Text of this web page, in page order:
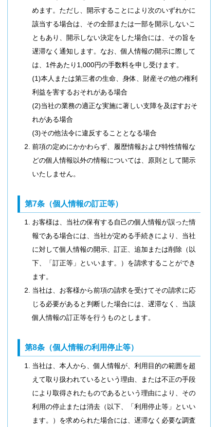
めます。ただし、開示することにより次のいずれかに
該当する場合は、その全部または一部を開示しないこ
ともあり、開示しない決定をした場合には、その旨を
遅滞なく通知します。なお、個人情報の開示に際して
は、1件あたり1,000円の手数料を申し受けます。
(1)本人または第三者の生命、身体、財産その他の権利
利益を害するおそれがある場合
(2)当社の業務の適正な実施に著しい支障を及ぼすおそ
れがある場合
(3)その他法令に違反することとなる場合
前項の定めにかかわらず、履歴情報および特性情報な
どの個人情報以外の情報については、原則として開示
いたしません。
第7条（個人情報の訂正等）
お客様は、当社の保有する自己の個人情報が誤った情
報である場合には、当社が定める手続きにより、当社
に対して個人情報の開示、訂正、追加または削除（以
下、「訂正等」といいます。）を請求することができ
ます。
当社は、お客様から前項の請求を受けてその請求に応
じる必要があると判断した場合には、遅滞なく、当該
個人情報の訂正等を行うものとします。
第8条（個人情報の利用停止等）
当社は、本人から、個人情報が、利用目的の範囲を超
えて取り扱われているという理由、または不正の手段
により取得されたものであるという理由により、その
利用の停止または消去（以下、「利用停止等」といい
ます。）を求められた場合には、遅滞なく必要な調査